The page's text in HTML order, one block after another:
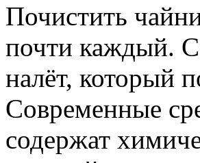
Почистить
почти каждый.
налёт, который
Современные
содержат